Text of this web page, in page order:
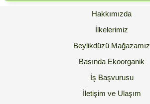
Hakkımızda
İlkelerimiz
Beylikdüzü Mağazamız
Basında Ekoorganik
İş Başvurusu
İletişim ve Ulaşım